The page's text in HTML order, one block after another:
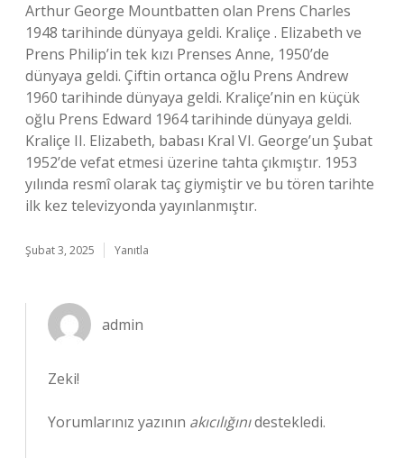
Arthur George Mountbatten olan Prens Charles
1948 tarihinde dünyaya geldi. Kraliçe . Elizabeth ve
Prens Philip’in tek kızı Prenses Anne, 1950’de
dünyaya geldi. Çiftin ortanca oğlu Prens Andrew
1960 tarihinde dünyaya geldi. Kraliçe’nin en küçük
oğlu Prens Edward 1964 tarihinde dünyaya geldi.
Kraliçe II. Elizabeth, babası Kral VI. George’un Şubat
1952’de vefat etmesi üzerine tahta çıkmıştır. 1953
yılında resmî olarak taç giymiştir ve bu tören tarihte
ilk kez televizyonda yayınlanmıştır.
Şubat 3, 2025 Yanıtla
admin
Zeki!
Yorumlarınız yazının akıcılığınıdestekledi.